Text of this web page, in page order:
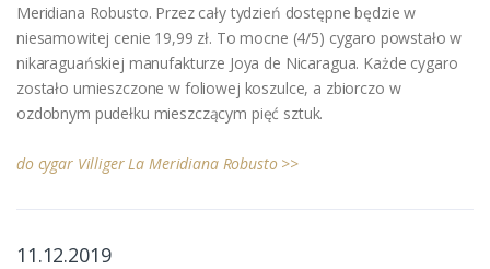
Meridiana Robusto. Przez cały tydzień dostępne będzie w
niesamowitej cenie 19,99 zł. To mocne (4/5) cygaro powstało w
nikaraguańskiej manufakturze Joya de Nicaragua. Każde cygaro
zostało umieszczone w foliowej koszulce, a zbiorczo w
ozdobnym pudełku mieszczącym pięć sztuk.
do cygar Villiger La Meridiana Robusto >>
11.12.2019